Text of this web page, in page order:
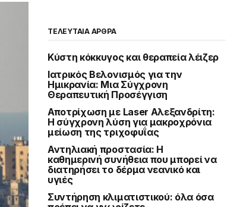
ΤΕΛΕΥΤΑΙΑ ΑΡΘΡΑ
Κύστη κόκκυγος και θεραπεία λέιζερ
Ιατρικός Βελονισμός για την
Ημικρανία: Μια Σύγχρονη
Θεραπευτική Προσέγγιση
Αποτρίχωση με Laser Αλεξανδρίτη:
Η σύγχρονη λύση για μακροχρόνια
μείωση της τριχοφυΐας
Αντηλιακή προστασία: Η
καθημερινή συνήθεια που μπορεί να
διατηρήσει το δέρμα νεανικό και
υγιές
Συντήρηση κλιματιστικού: όλα όσα